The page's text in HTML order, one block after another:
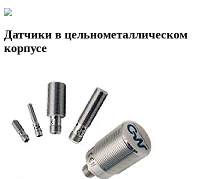
Датчики в цельнометаллическом
корпусе